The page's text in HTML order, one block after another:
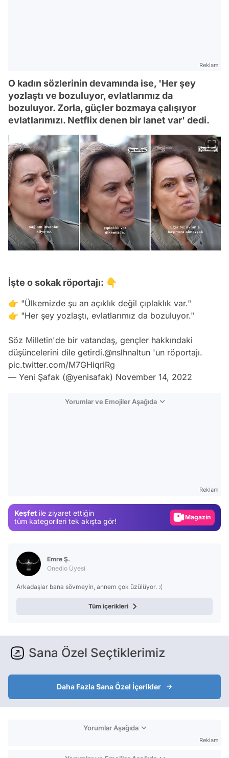
Reklam
O kadın sözlerinin devamında ise, 'Her şey
yozlaştı ve bozuluyor, evlatlarımız da
bozuluyor. Zorla, güçler bozmaya çalışıyor
evlatlarımızı. Netflix denen bir lanet var' dedi.
İşte o sokak röportajı: 👇
👉 "Ülkemizde şu an açıklık değil çıplaklık var."
👉 "Her şey yozlaştı, evlatlarımız da bozuluyor."
Söz Milletin'de bir vatandaş, gençler hakkındaki
düşüncelerini dile getirdi.@nslhnaltun 'un röportajı.
pic.twitter.com/M7GHiqriRg
— Yeni Şafak (@yenisafak) November 14, 2022
Yorumlar ve Emojiler Aşağıda
Reklam
Keşfet ile ziyaret ettiğin
tüm kategorileri tek akışta gör!
Magazin
Video
Emre Ş.
Onedio Üyesi
Arkadaşlar bana sövmeyin, annem çok üzülüyor. :(
Tüm içerikleri
Sana Özel Seçtiklerimiz
Daha Fazla Sana Özel İçerikler
Yorumlar Aşağıda
Reklam